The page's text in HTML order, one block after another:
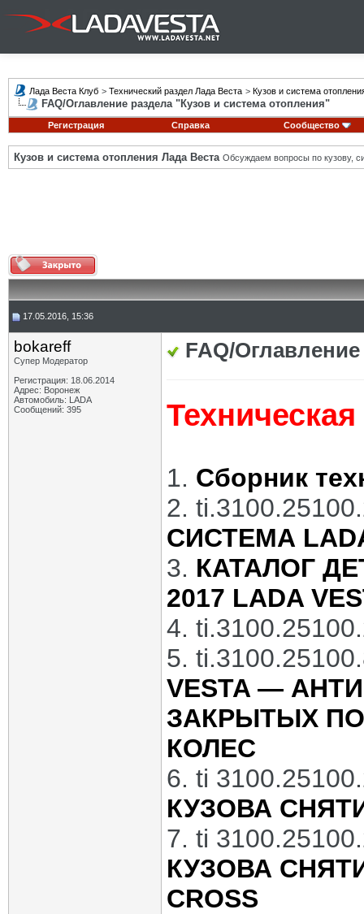
Лада Веста Клуб > Технический раздел Лада Веста > Кузов и система
FAQ/Оглавление раздела "Кузов и система отопления"
Регистрация Справка Сообщество
Кузов и система отопления Лада Веста Обсуждаем вопросы по кузову,
17.05.2016, 15:36
bokareff
Супер Модератор
Регистрация: 18.06.2014
Адрес: Воронеж
Автомобиль: LADA
Сообщений: 395
FAQ/
1. Сборник
2.
СИСТЕМА
3. КАТАЛОГ
2017 LADA
4.
5.
VESTA —
ЗАКРЫТЫХ
КОЛЕС
6. ti
КУЗОВА
7. ti
КУЗОВА
CROSS